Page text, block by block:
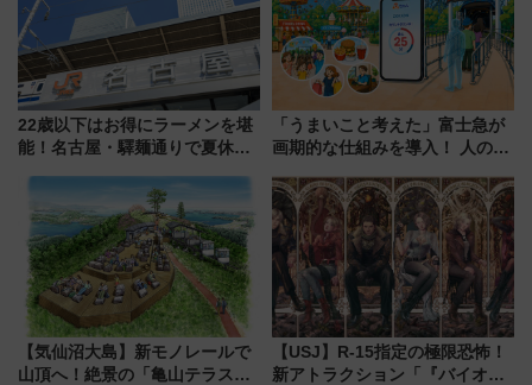
22歳以下はお得にラーメンを堪
能！名古屋・驛麺通りで夏休み
よりスタート
「うまいこと考えた」富士急が
画期的な仕組みを導入！ 人のか
ん」始動
【気仙沼大島】新モノレールで
山頂へ！絶景の「亀山テラス
【USJ】R-15指定の極限恐怖！
新アトラクション「『バイオハ